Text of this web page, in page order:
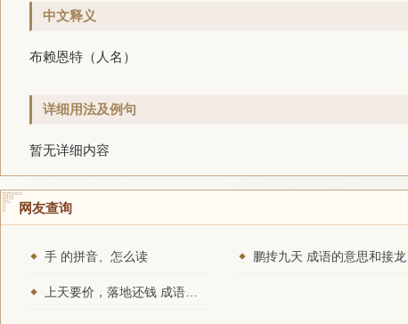
中文释义
布赖恩特（人名）
详细用法及例句
暂无详细内容
网友查询
手 的拼音、怎么读 鹏抟九天 成语的意思和接龙